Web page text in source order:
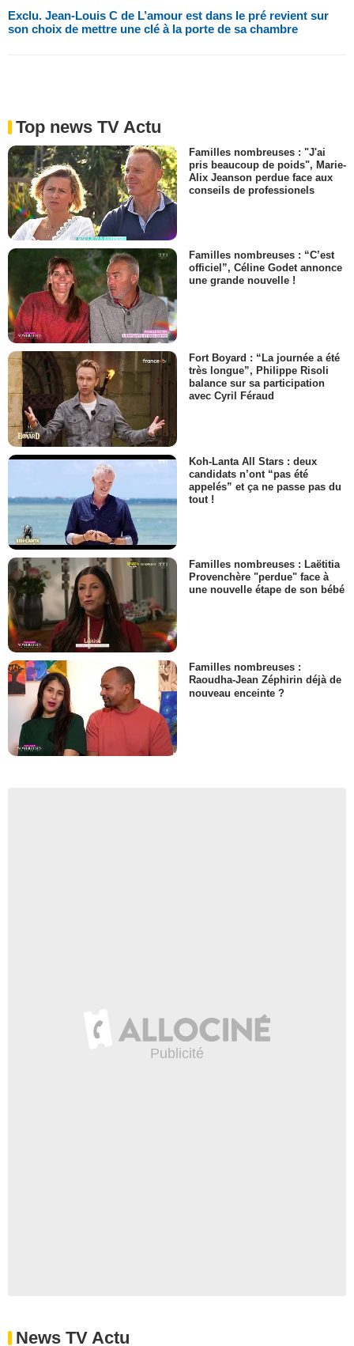
Exclu. Jean-Louis C de L’amour est dans le pré revient sur
son choix de mettre une clé à la porte de sa chambre
Top news TV Actu
Familles nombreuses : "J'ai
pris beaucoup de poids", Marie-
Alix Jeanson perdue face aux
conseils de professionels
Familles nombreuses : “C’est
officiel”, Céline Godet annonce
une grande nouvelle !
Fort Boyard : “La journée a été
très longue”, Philippe Risoli
balance sur sa participation
avec Cyril Féraud
Koh-Lanta All Stars : deux
candidats n’ont “pas été
appelés” et ça ne passe pas du
tout !
Familles nombreuses : Laëtitia
Provenchère "perdue" face à
une nouvelle étape de son bébé
Familles nombreuses :
Raoudha-Jean Zéphirin déjà de
nouveau enceinte ?
News TV Actu